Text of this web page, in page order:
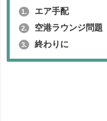
1. エア手配
2. 空港ラウンジ問題
3. 終わりに